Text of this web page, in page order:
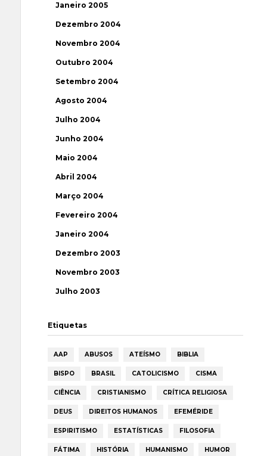
Janeiro 2005
Dezembro 2004
Novembro 2004
Outubro 2004
Setembro 2004
Agosto 2004
Julho 2004
Junho 2004
Maio 2004
Abril 2004
Março 2004
Fevereiro 2004
Janeiro 2004
Dezembro 2003
Novembro 2003
Julho 2003
Etiquetas
AAP ABUSOS ATEÍSMO BIBLIA
BISPO BRASIL CATOLICISMO CISMA
CIÊNCIA CRISTIANISMO CRÍTICA RELIGIOSA
DEUS DIREITOS HUMANOS EFEMÉRIDE
ESPIRITISMO ESTATÍSTICAS FILOSOFIA
FÁTIMA HISTÓRIA HUMANISMO HUMOR